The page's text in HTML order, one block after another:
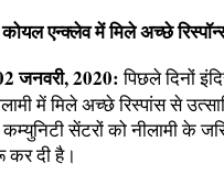
कोयल एन्क्लेव में मिले अच्छे
जनवरी, 2020:पिछले दिनों
में मिले अच्छे रिस्पांस से
सेंटरों को नीलामी के
कर दी है।